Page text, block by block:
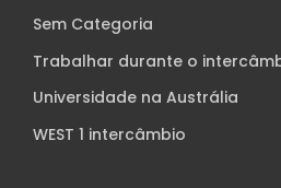
Sem Categoria
Trabalhar durante o
Universidade na Austrália
WEST 1 intercâmbio